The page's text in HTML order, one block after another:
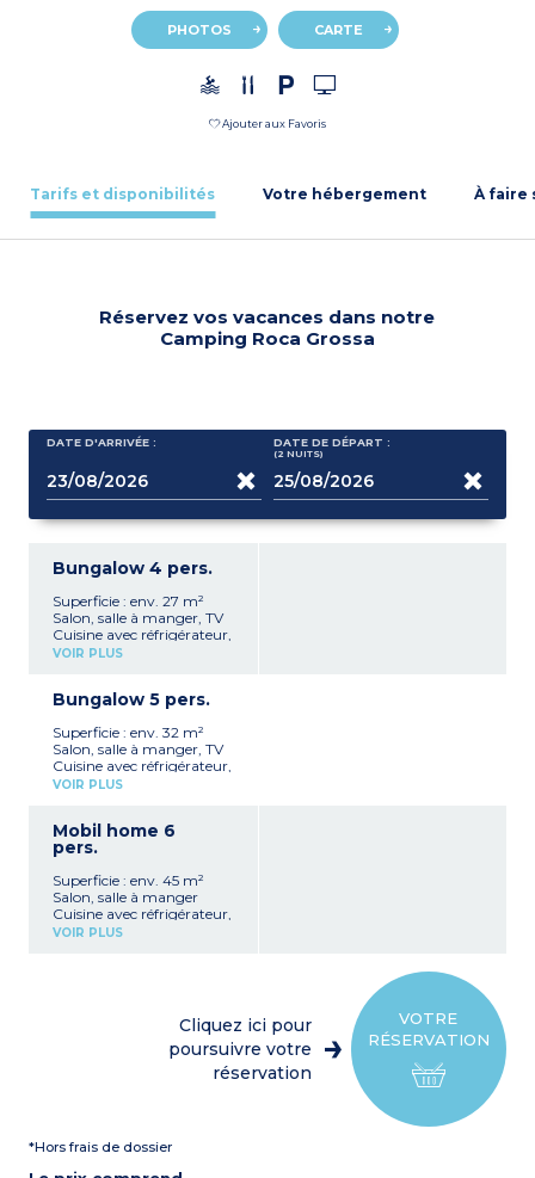
PHOTOS CARTE
Ajouter aux Favoris
Tarifs et disponibilités Votre hébergement À faire
Réservez vos vacances dans notre
Camping Roca Grossa
DATE D'ARRIVÉE : DATE DE DÉPART :
(2 NUITS)
Bungalow 4 pers.
Superficie : env. 27 m²
Salon, salle à manger, TV
Cuisine avec réfrigérateur,
micro-ondes, vaisselles,
double
superposés
Salle de bain avec douche
et WC
Terrasse couverte avec
barbecue
VOIR PLUS
Bungalow 5 pers.
Superficie : env. 32 m²
Salon, salle à manger, TV
Cuisine avec réfrigérateur,
micro-ondes, vaisselles,
double
1 chambre avec lits
Salle de bain avec douche
et WC
Terrasse couverte avec
tables et chaises, barbecue
VOIR PLUS
Mobil home 6
pers.
Superficie : env. 45 m²
Salon, salle à manger
Cuisine avec réfrigérateur,
micro-ondes, vaisselles,
Salle de bain avec douche
Terrasse couverte avec
VOIR PLUS
VOTRE
RÉSERVATION
Cliquez ici pour
poursuivre votre
réservation
*Hors frais de dossier